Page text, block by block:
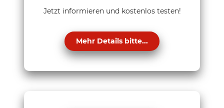
Jetzt informieren und kostenlos testen!
Mehr Details bitte...